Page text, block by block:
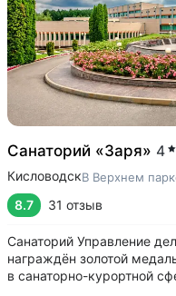
Санаторий «Заря» 4
КисловодскВ Верхнем
8.7 31 отзыв
Санаторий Управление
награждён золотой
в санаторно-курортной